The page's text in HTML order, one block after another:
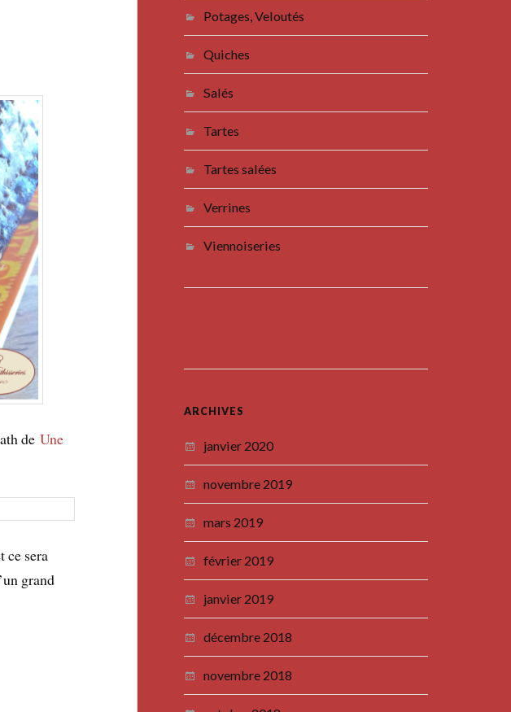
deUne
ce sera
grand
Potages, Veloutés
Quiches
Salés
Tartes
Tartes salées
Verrines
Viennoiseries
ARCHIVES
janvier 2020
novembre 2019
mars 2019
février 2019
janvier 2019
décembre 2018
novembre 2018